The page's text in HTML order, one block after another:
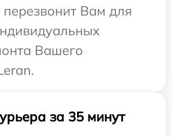
перезвонит Вам для
Вашего
за 35 минут